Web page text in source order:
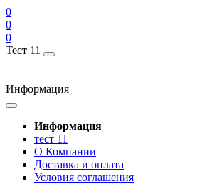
0
0
0
Тест 11
Информация
Информация
тест 11
О Компании
Доставка и оплата
Условия соглашения